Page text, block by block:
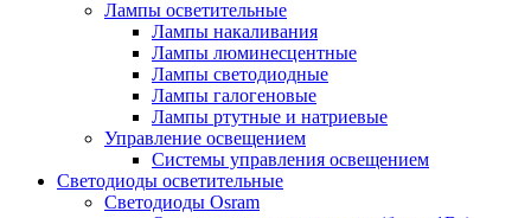
Лампы осветительные
Лампы накаливания
Лампы люминесцентные
Лампы светодиодные
Лампы галогеновые
Лампы ртутные и натриевые
Управление освещением
Системы управления освещением
Светодиоды осветительные
Светодиоды Osram